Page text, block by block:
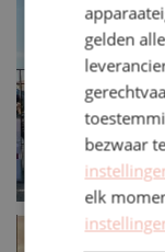
gelden
bezwaar
elk